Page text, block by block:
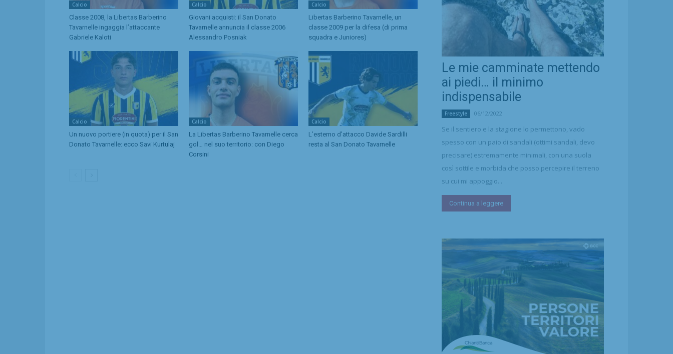
Calcio
Classe 2008, la Libertas Barberino
Tavarnelle ingaggia l’attaccante
Gabriele Kaloti
Calcio
Giovani acquisti: il San Donato
Tavarnelle annuncia il classe 2006
Alessandro Posniak
Calcio
Libertas Barberino Tavarnelle, un
classe 2009 per la difesa (di prima
squadra e Juniores)
Calcio
Un nuovo portiere (in quota) per il San
Donato Tavarnelle: ecco Savi Kurtulaj
Calcio
La Libertas Barberino Tavarnelle cerca
gol… nel suo territorio: con Diego
Corsini
Calcio
L’esterno d’attacco Davide Sardilli
resta al San Donato Tavarnelle
Le mie camminate mettendo
ai piedi… il minimo
indispensabile
Freestyle 06/12/2022
Se il sentiero e la stagione lo permettono, vado
spesso con un paio di sandali (ottimi sandali, devo
precisare) estremamente minimali, con una suola
così sottile e morbida che posso percepire il terreno
su cui mi appoggio...
Continua a leggere